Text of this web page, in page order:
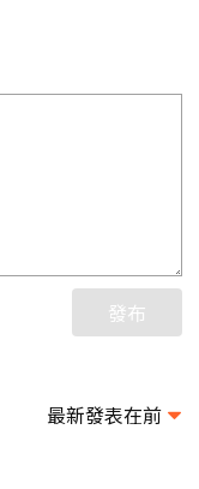
發布
最新發表在前